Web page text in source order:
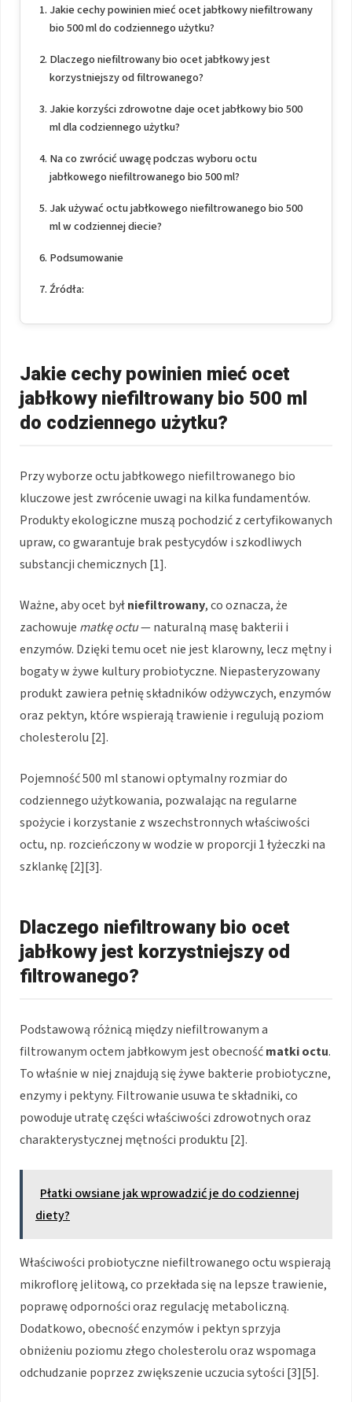
Jakie cechy powinien mieć ocet jabłkowy niefiltrowany
bio 500 ml do codziennego użytku?
Dlaczego niefiltrowany bio ocet jabłkowy jest
korzystniejszy od filtrowanego?
Jakie korzyści zdrowotne daje ocet jabłkowy bio 500
ml dla codziennego użytku?
Na co zwrócić uwagę podczas wyboru octu
jabłkowego niefiltrowanego bio 500 ml?
Jak używać octu jabłkowego niefiltrowanego bio 500
ml w codziennej diecie?
Podsumowanie
Źródła:
Jakie cechy powinien mieć ocet
jabłkowy niefiltrowany bio 500 ml
do codziennego użytku?
Przy wyborze octu jabłkowego niefiltrowanego bio
kluczowe jest zwrócenie uwagi na kilka fundamentów.
Produkty ekologiczne muszą pochodzić z certyfikowanych
upraw, co gwarantuje brak pestycydów i szkodliwych
substancji chemicznych [1].
Ważne, aby ocet byłniefiltrowany, co oznacza, że
zachowuje matkę octu— naturalną masę bakterii i
enzymów. Dzięki temu ocet nie jest klarowny, lecz mętny i
bogaty w żywe kultury probiotyczne. Niepasteryzowany
produkt zawiera pełnię składników odżywczych, enzymów
oraz pektyn, które wspierają trawienie i regulują poziom
cholesterolu [2].
Pojemność 500 ml stanowi optymalny rozmiar do
codziennego użytkowania, pozwalając na regularne
spożycie i korzystanie z wszechstronnych właściwości
octu, np. rozcieńczony w wodzie w proporcji 1 łyżeczki na
szklankę [2][3].
Dlaczego niefiltrowany bio ocet
jabłkowy jest korzystniejszy od
filtrowanego?
Podstawową różnicą między niefiltrowanym a
filtrowanym octem jabłkowym jest obecnośćmatki octu.
To właśnie w niej znajdują się żywe bakterie probiotyczne,
enzymy i pektyny. Filtrowanie usuwa te składniki, co
powoduje utratę części właściwości zdrowotnych oraz
charakterystycznej mętności produktu [2].
Płatki owsiane jak wprowadzić je do codziennej
diety?
Właściwości probiotyczne niefiltrowanego octu wspierają
mikroflorę jelitową, co przekłada się na lepsze trawienie,
poprawę odporności oraz regulację metaboliczną.
Dodatkowo, obecność enzymów i pektyn sprzyja
obniżeniu poziomu złego cholesterolu oraz wspomaga
odchudzanie poprzez zwiększenie uczucia sytości [3][5].